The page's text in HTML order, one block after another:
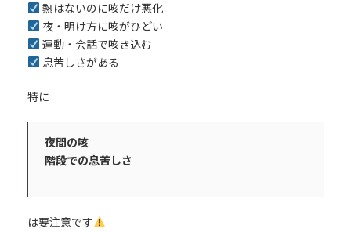
熱はないのに咳だけ悪化
夜・明け方に咳がひどい
運動・会話で咳き込む
息苦しさがある
特に
夜間の咳
階段での息苦しさ
は要注意です